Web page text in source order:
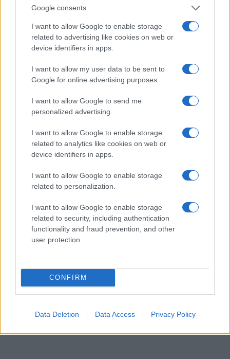
Google consents
I want to allow Google to enable storage
related to advertising like cookies on web or
device identifiers in apps.
I want to allow my user data to be sent to
Google for online advertising purposes.
I want to allow Google to send me
personalized advertising.
I want to allow Google to enable storage
related to analytics like cookies on web or
device identifiers in apps.
I want to allow Google to enable storage
related to personalization.
I want to allow Google to enable storage
related to security, including authentication
functionality and fraud prevention, and other
user protection.
CONFIRM
Data Deletion Data Access Privacy Policy
μέρες που ο πιλότος ήταν στο έδαφος ακόμη. Η κατάρριψη έγινε
teen-series SAMs είναι κίνδυνος …
Reply
Gunner
8 Δεκεμβρίου 2018 17:45
#166587
Άκρατο μίσος για τους Σέρβους από τις ΗΠΑ στην ταινία.
Reply View Replies